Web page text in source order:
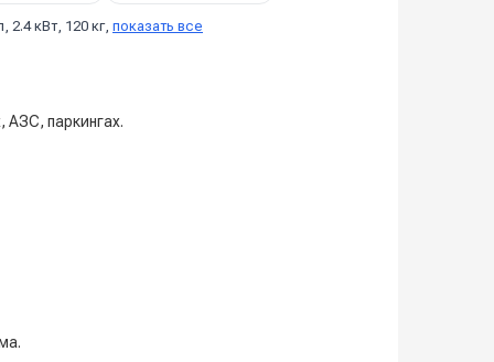
2.4 кВт, 120 кг, показать все
паркингах.